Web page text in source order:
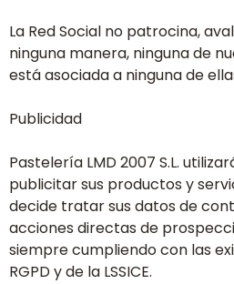
La Red Social no patrocina,
ninguna manera, ninguna de
está asociada a ninguna de
Publicidad
Pastelería LMD 2007 S.L.
publicitar sus productos y
decide tratar sus datos de
acciones directas de
siempre cumpliendo con las
RGPD y de la LSSICE.